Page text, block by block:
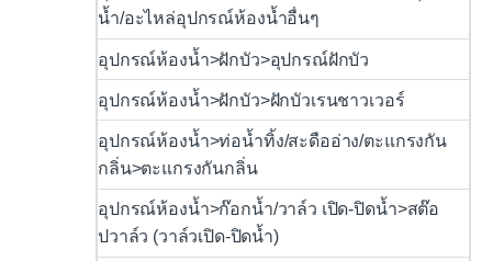
น้ำ/อะไหล่อุปกรณ์ห้องน้ำอื่นๆ
อุปกรณ์ห้องน้ำ>ฝักบัว>อุปกรณ์ฝักบัว
อุปกรณ์ห้องน้ำ>ฝักบัว>ฝักบัวเรนชาวเวอร์
อุปกรณ์ห้องน้ำ>ท่อน้ำทิ้ง/สะดืออ่าง/ตะแกรงกัน
กลิ่น>ตะแกรงกันกลิ่น
อุปกรณ์ห้องน้ำ>ก๊อกน้ำ/วาล์ว เปิด-ปิดน้ำ>สต๊อ
ปวาล์ว (วาล์วเปิด-ปิดน้ำ)